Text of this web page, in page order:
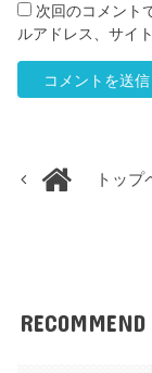
次回のコメント
ルアドレス、サイ
トップ
RECOMMEND